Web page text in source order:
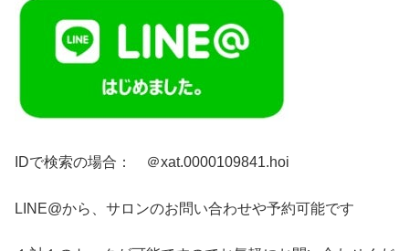
IDで検索の場合： ＠xat.0000109841.hoi
LINE@から、サロンのお問い合わせや予約可能です